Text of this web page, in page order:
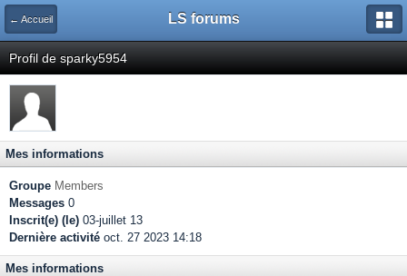
← Accueil LS forums
Profil de sparky5954
Mes informations
Groupe Members
Messages 0
Inscrit(e) (le) 03-juillet 13
Dernière activité oct. 27 2023 14:18
Mes informations